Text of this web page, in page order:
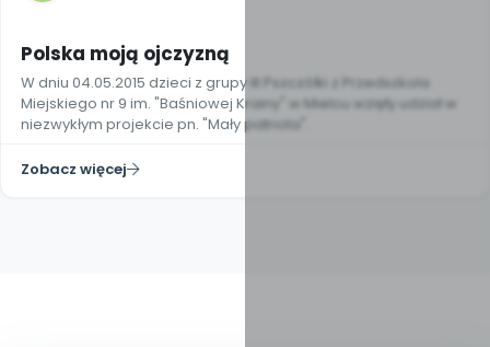
Polska moją ojczyzną
W dniu 04.05.2015 dzieci z grupy III Pszczółki z Przedszkola
Miejskiego nr 9 im. "Baśniowej Krainy" w Mielcu wzięły udział w
niezwykłym projekcie pn. "Mały patriota".
Zobacz więcej